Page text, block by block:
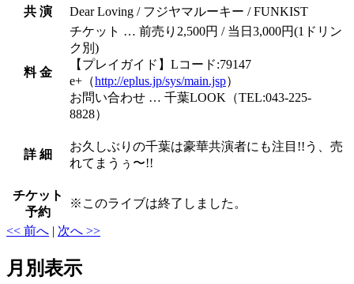
共 演
Dear Loving / フジヤマルーキー / FUNKIST
料 金
チケット … 前売り2,500円 / 当日3,000円(1ドリン
ク別)
【プレイガイド】Lコード:79147
e+（http://eplus.jp/sys/main.jsp）
お問い合わせ … 千葉LOOK（TEL:043-225-
8828）
詳 細
お久しぶりの千葉は豪華共演者にも注目!!う、売
れてまうぅ〜!!
チケット
予約
※ このライブは終了しました。
<< 前へ | 次へ >>
月別表示